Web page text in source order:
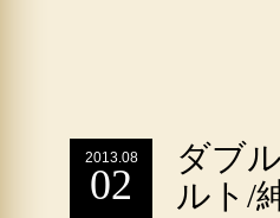
2013.08
02
ダブ
ルト/